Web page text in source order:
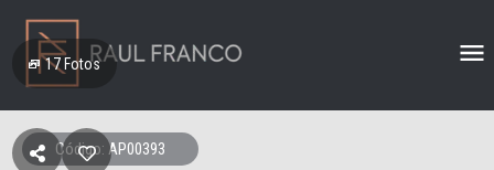
17Fotos
Código: AP00393